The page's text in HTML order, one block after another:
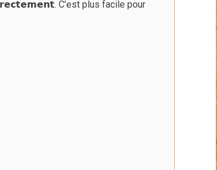
C’est plus facile pour